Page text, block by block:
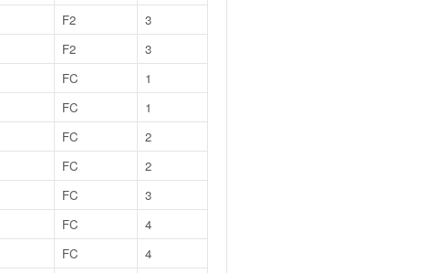
F2
3
F2
3
FC
1
FC
1
FC
2
FC
2
FC
3
FC
4
FC
4